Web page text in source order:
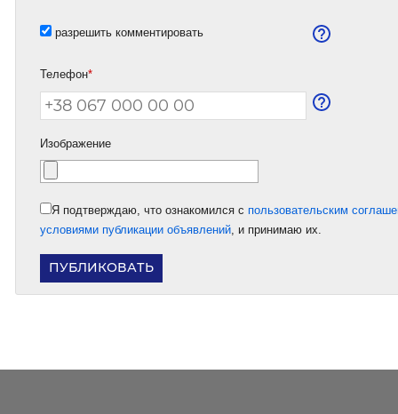
разрешить комментировать
Телефон*
Изображение
Я подтверждаю, что ознакомился с пользовательским
условиями публикации объявлений , и принимаю их.